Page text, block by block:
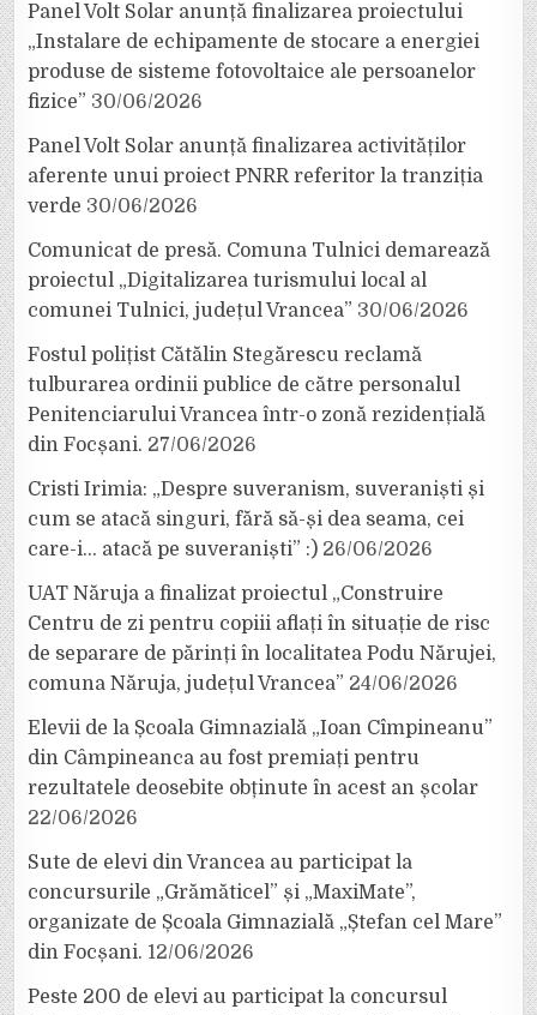
Panel Volt Solar anunță finalizarea proiectului
„Instalare de echipamente de stocare a energiei
produse de sisteme fotovoltaice ale persoanelor
fizice” 30/06/2026
Panel Volt Solar anunță finalizarea activităților
aferente unui proiect PNRR referitor la tranziția
verde 30/06/2026
Comunicat de presă. Comuna Tulnici demarează
proiectul „Digitalizarea turismului local al
comunei Tulnici, județul Vrancea” 30/06/2026
Fostul polițist Cătălin Stegărescu reclamă
tulburarea ordinii publice de către personalul
Penitenciarului Vrancea într-o zonă rezidențială
din Focșani. 27/06/2026
Cristi Irimia: „Despre suveranism, suveraniști și
cum se atacă singuri, fără să-și dea seama, cei
care-i… atacă pe suveraniști” :) 26/06/2026
UAT Năruja a finalizat proiectul „Construire
Centru de zi pentru copiii aflați în situație de risc
de separare de părinți în localitatea Podu Nărujei,
comuna Năruja, județul Vrancea” 24/06/2026
Elevii de la Școala Gimnazială „Ioan Cîmpineanu”
din Câmpineanca au fost premiați pentru
rezultatele deosebite obținute în acest an școlar
22/06/2026
Sute de elevi din Vrancea au participat la
concursurile „Grămăticel” și „MaxiMate”,
organizate de Școala Gimnazială „Ștefan cel Mare”
din Focșani. 12/06/2026
Peste 200 de elevi au participat la concursul